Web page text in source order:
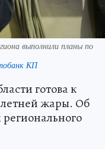
выполнили планы по
КП
готова к
летней жары. Об